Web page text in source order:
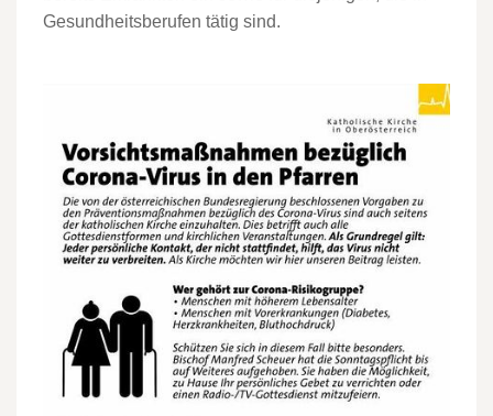
Gesundheitsberufen tätig sind.